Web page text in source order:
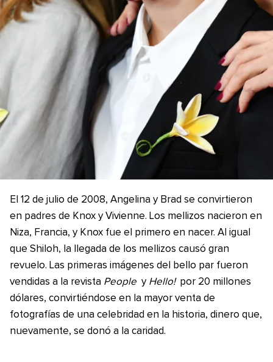
El 12 de julio de 2008, Angelina y Brad se convirtieron
en padres de Knox y Vivienne. Los mellizos nacieron en
Niza, Francia, y Knox fue el primero en nacer. Al igual
que Shiloh, la llegada de los mellizos causó gran
revuelo. Las primeras imágenes del bello par fueron
vendidas a la revista People y Hello! por 20 millones
dólares, convirtiéndose en la mayor venta de
fotografías de una celebridad en la historia, dinero que,
nuevamente, se donó a la caridad.